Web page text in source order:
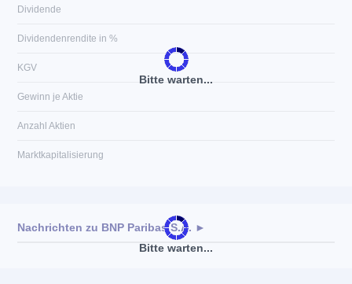
Bitte warten...
Dividende
Dividendenrendite in %
KGV
Gewinn je Aktie
Anzahl Aktien
Marktkapitalisierung
Bitte warten...
Nachrichten zu BNP Paribas S.A. ►